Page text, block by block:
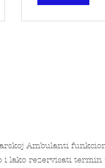
Ambulanti
lako rezervisati termin